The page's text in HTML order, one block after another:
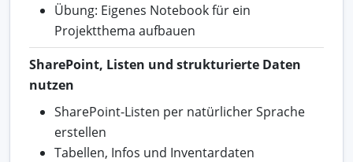
Übung: Eigenes Notebook für ein
Projektthema aufbauen
SharePoint, Listen und strukturierte Daten
nutzen
SharePoint-Listen per natürlicher Sprache
erstellen
Tabellen, Infos und Inventardaten